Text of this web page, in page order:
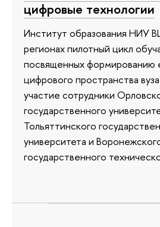
цифровые технологии
Институт образования НИУ
регионах пилотный цикл
посвященных формированию
цифрового пространства
участие сотрудники
государственного
Тольяттинского
университета и
государственного